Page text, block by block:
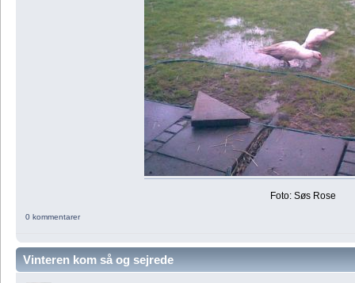
Foto: Søs Rose
0 kommentarer
Vinteren kom så og sejrede